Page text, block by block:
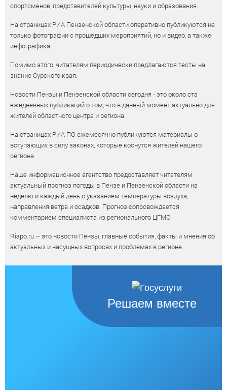
спортсменов, представителей культуры, науки и образования.
На страницах РИА Пензенской области оперативно публикуются не
только фотографии с прошедших мероприятий, но и видео, а также
инфографика.
Помимо этого, читателям периодически предлагаются тесты на
знание Сурского края.
Новости Пензы и Пензенской области сегодня - это около ста
ежедневных публикаций о том, что в данный момент актуально для
жителей областного центра и региона.
На страницах РИА ПО ежемесячно публикуются материалы о
вступающих в силу законах, которые коснутся жителей нашего
региона.
Наше информационное агентство предоставляет читателям
актуальный прогноз погоды в Пензе и Пензенской области на
неделю и каждый день с указанием температуры воздуха,
направления ветра и осадков. Прогноз сопровождается
комментарием специалиста из регионального ЦГМС.
Riapo.ru – это новости Пензы, главные события, факты и мнения об
актуальных и насущных вопросах и проблемах в регионе.
Решаем вместе